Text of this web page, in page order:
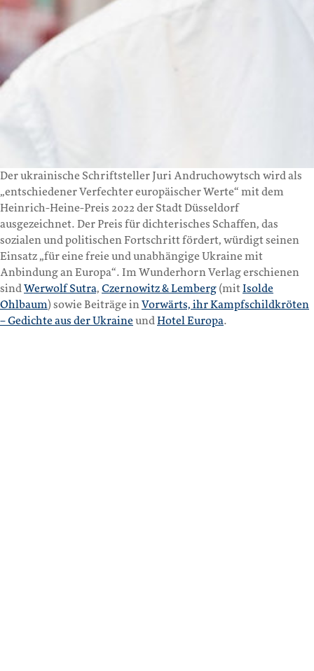
Der ukrainische Schriftsteller Juri Andruchowytsch wird als
„entschiedener Verfechter europäischer Werte“ mit dem
Heinrich-Heine-Preis 2022 der Stadt Düsseldorf
ausgezeichnet. Der Preis für dichterisches Schaffen, das
sozialen und politischen Fortschritt fördert, würdigt seinen
Einsatz „für eine freie und unabhängige Ukraine mit
Anbindung an Europa“. Im Wunderhorn Verlag erschienen
sindWerwolf Sutra, Czernowitz & Lemberg (mitIsolde
Ohlbaum) sowie Beiträge inVorwärts, ihr Kampfschildkröten
– Gedichte aus der UkraineundHotel Europa.